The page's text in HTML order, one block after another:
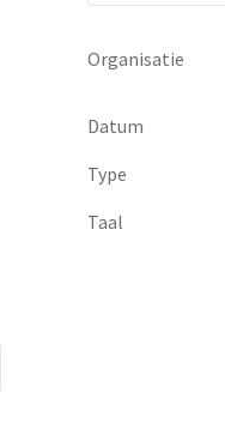
Organisatie
Datum
Type
Taal